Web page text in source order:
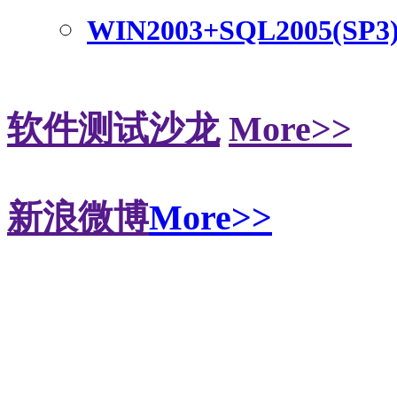
软件测试沙龙 More>>
新浪微博More>>